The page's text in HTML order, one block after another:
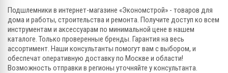
Подшлемники в интернет-магазине «Экономстрой» - товаров для
дома и работы, строительства и ремонта. Получите доступ ко всем
инструментам и аксессуарам по минимальной цене в нашем
каталоге. Только проверенные бренды. Гарантия на весь
ассортимент. Наши консультанты помогут вам с выбором, и
обеспечат оперативную доставку по Москве и области!
Возможность отправки в регионы уточняйте у консультанта.